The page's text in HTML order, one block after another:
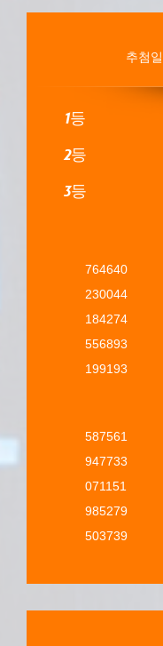
추첨일
1등
2등
3등
764640
230044
184274
556893
199193
587561
947733
071151
985279
503739